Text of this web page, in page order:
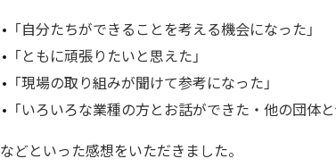
「自分たちができることを考える機会になった」
「ともに頑張りたいと思えた」
「現場の取り組みが聞けて参考になった」
「いろいろな業種の方とお話ができた・他の団体
などといった感想をいただきました。